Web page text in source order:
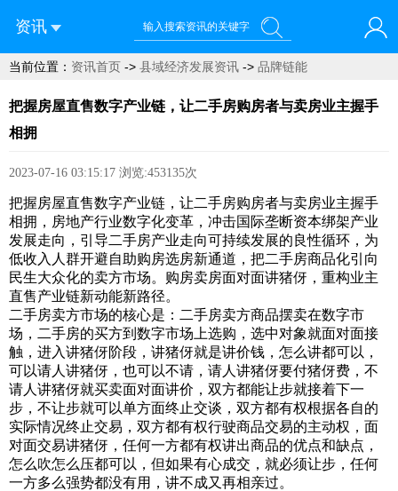
资讯
您好！欢迎来到青菜网
当前位置： 资讯首页 -> 县域经济发展资讯 -> 品牌链能
把握房屋直售数字产业链，让二手房购房者与卖房业主握手
相拥
2023-07-16 03:15:17 浏览:453135次
把握房屋直售数字产业链，让二手房购房者与卖房业主握手
相拥，房地产行业数字化变革，冲击国际垄断资本绑架产业
发展走向，引导二手房产业走向可持续发展的良性循环，为
低收入人群开避自助购房选房新通道，把二手房商品化引向
民生大众化的卖方市场。购房卖房面对面讲猪伢，重构业主
直售产业链新动能新路径。
二手房卖方市场的核心是：二手房卖方商品摆卖在数字市
场，二手房的买方到数字市场上选购，选中对象就面对面接
触，进入讲猪伢阶段，讲猪伢就是讲价钱，怎么讲都可以，
可以请人讲猪伢，也可以不请，请人讲猪伢要付猪伢费，不
请人讲猪伢就买卖面对面讲价，双方都能让步就接着下一
步，不让步就可以单方面终止交谈，双方都有权根据各自的
实际情况终止交易，双方都有权行驶商品交易的主动权，面
对面交易讲猪伢，任何一方都有权讲出商品的优点和缺点，
怎么吹怎么压都可以，但如果有心成交，就必须让步，任何
一方多么强势都没有用，讲不成又再相亲过。